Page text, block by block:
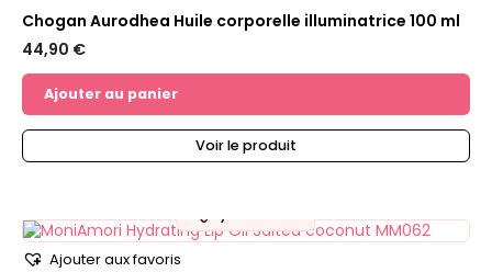
Chogan Aurodhea Huile corporelle illuminatrice 100 ml
44,90 €
Ajouter au panier
Voir le produit
💧 Hydratation
Ajouter aux favoris